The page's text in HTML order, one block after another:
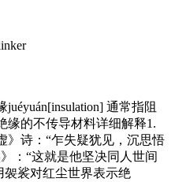
inker
通常指阻
缘的不传导材料详细解释1.
》诗：“乍失疑犹见，沉思悟
：“这就是他坚决同人世间
裟对红尘世界表示绝